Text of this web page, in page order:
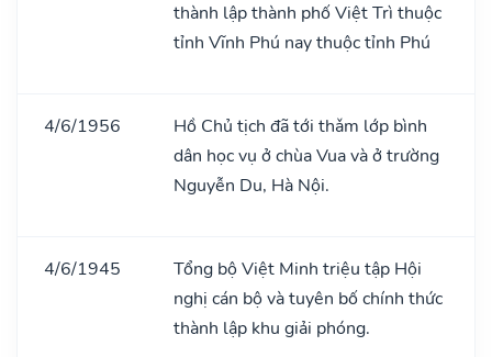
thành lập thành phố Việt Trì thuộc
tỉnh Vĩnh Phú nay thuộc tỉnh Phú
4/6/1956
Hồ Chủ tịch đã tới thǎm lớp bình
dân học vụ ở chùa Vua và ở trường
Nguyễn Du, Hà Nội.
4/6/1945
Tổng bộ Việt Minh triệu tập Hội
nghị cán bộ và tuyên bố chính thức
thành lập khu giải phóng.